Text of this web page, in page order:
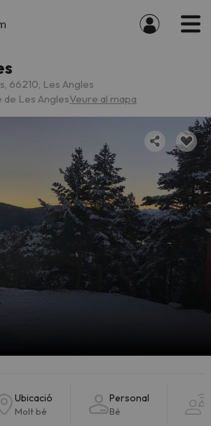
66210, Les Angles
de Les AnglesVeure al mapa
Ubicació
Molt bé
Personal
Bé